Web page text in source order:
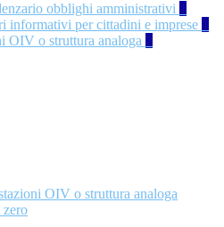
obblighi amministrativi 1
informativi per cittadini e imprese 1
OIV o struttura analoga 2
OIV o struttura analoga
zero